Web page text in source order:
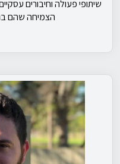
שיתופי פעולה וחיבורים
הצמיחה שהם